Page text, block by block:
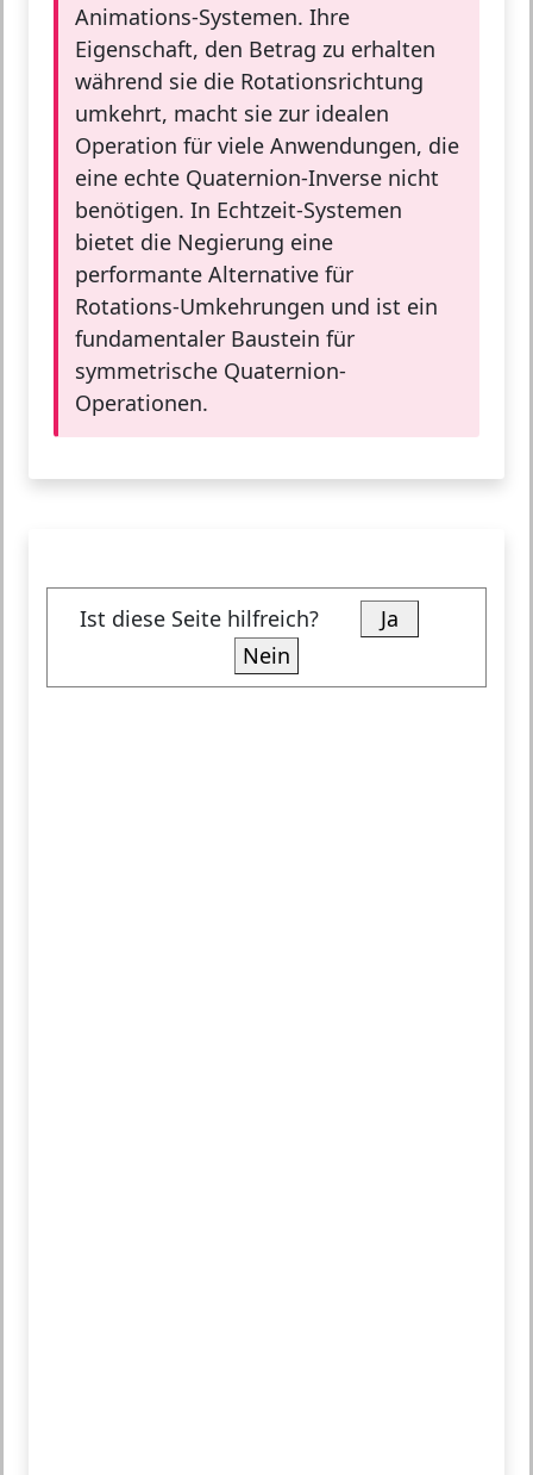
Animations-Systemen. Ihre
Eigenschaft, den Betrag zu erhalten
während sie die Rotationsrichtung
umkehrt, macht sie zur idealen
Operation für viele Anwendungen, die
eine echte Quaternion-Inverse nicht
benötigen. In Echtzeit-Systemen
bietet die Negierung eine
performante Alternative für
Rotations-Umkehrungen und ist ein
fundamentaler Baustein für
symmetrische Quaternion-
Operationen.
Ist diese Seite hilfreich?
Ja
Nein